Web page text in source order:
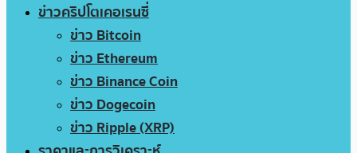
ข่าวคริปโตเคอเรนซี่
ข่าว Bitcoin
ข่าว Ethereum
ข่าว Binance Coin
ข่าว Dogecoin
ข่าว Ripple (XRP)